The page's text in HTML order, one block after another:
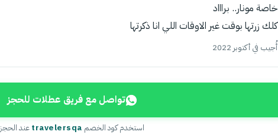
خاصة مونار.. براااد
كلك زرتها بوقت غير الاوقات اللي انا ذكرتها
أُجيب في أكتوبر 2022
تواصل مع فريق عطلات للحجز
استخدم كود الخصم travelersqaعند الحجز